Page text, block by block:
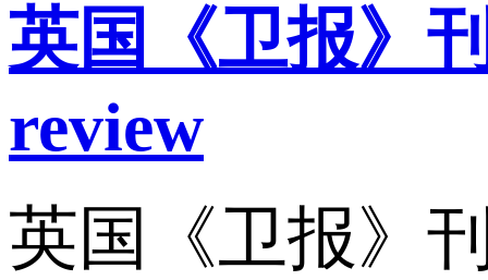
英国《卫报》
review
英国《卫报》